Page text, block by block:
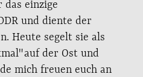
das einzige
und diente der
Heute segelt sie als
auf der Ost und
mich freuen euch an